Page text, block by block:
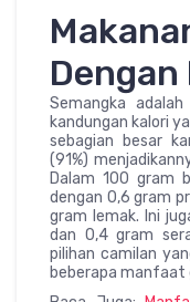
Dengan
Semangka
kandungan kalori
sebagian besar
(91%)
Dalam 100 gram
dengan 0,6 gram
gram lemak. Ini
dan 0,4 gram
pilihan camilan
beberapa manfaat